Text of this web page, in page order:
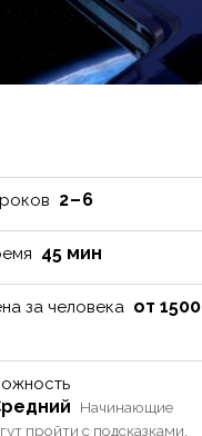
2 – 6
45 мин
за человека от 1500
Начинающие
пройти с подсказками,